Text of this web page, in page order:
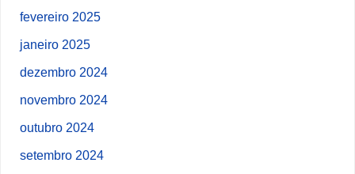
fevereiro 2025
janeiro 2025
dezembro 2024
novembro 2024
outubro 2024
setembro 2024